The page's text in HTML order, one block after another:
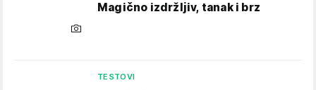
Magično izdržljiv, tanak i brz
TESTOVI